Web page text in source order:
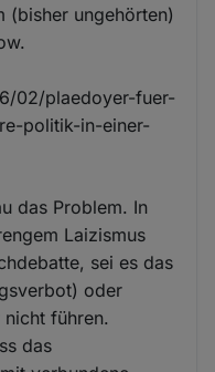
(bisher ungehörten)
02/plaedoyer-fuer-
politik-in-einer-
das Problem. In
Laizismus
sei es das
oder
führen.
das